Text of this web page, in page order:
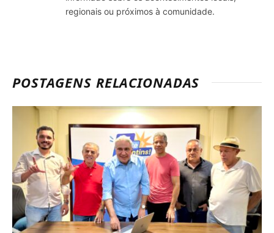
regionais ou próximos à comunidade.
POSTAGENS RELACIONADAS